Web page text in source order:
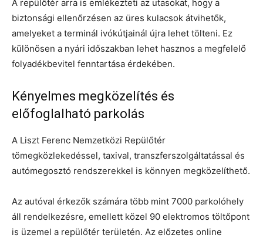
A repülőtér arra is emlékezteti az utasokat, hogy a
biztonsági ellenőrzésen az üres kulacsok átvihetők,
amelyeket a terminál ivókútjainál újra lehet tölteni. Ez
különösen a nyári időszakban lehet hasznos a megfelelő
folyadékbevitel fenntartása érdekében.
Kényelmes megközelítés és
előfoglalható parkolás
A Liszt Ferenc Nemzetközi Repülőtér
tömegközlekedéssel, taxival, transzferszolgáltatással és
autómegosztó rendszerekkel is könnyen megközelíthető.
Az autóval érkezők számára több mint 7000 parkolóhely
áll rendelkezésre, emellett közel 90 elektromos töltőpont
is üzemel a repülőtér területén. Az előzetes online